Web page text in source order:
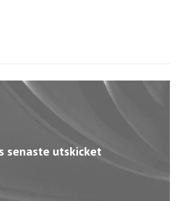
senaste utskicket